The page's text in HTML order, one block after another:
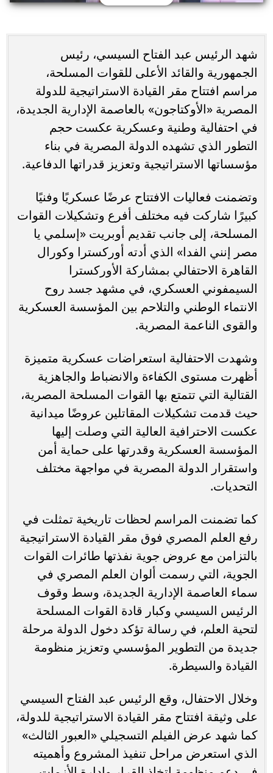
شهد الرئيس عبد الفتاح السيسي، رئيس
الجمهورية والقائد الأعلى للقوات المسلحة،
مراسم افتتاح مقر القيادة الاستراتيجية للدولة
المصرية «الأوكتاجون» بالعاصمة الإدارية الجديدة،
في احتفالية وطنية وعسكرية عكست حجم
التطور الذي تشهده الدولة المصرية في بناء
مؤسساتها الاستراتيجية وتعزيز قدراتها الدفاعية.
وتضمنت فعاليات الافتتاح عرضًا عسكريًا وفنيًا
كبيرًا شاركت فيه مختلف أفرع وتشكيلات القوات
المسلحة، إلى جانب تقديم أوبريت «إسلمي يا
مصر إنني الفدا» الذي أدته أوركسترا وكورال
القاهرة الاحتفالي بمشاركة الأوركسترا
السيمفوني العسكري، في مشهد جسد روح
الانتماء الوطني والتلاحم بين المؤسسة العسكرية
والقوى الناعمة المصرية.
وشهدت الاحتفالية استعراضات عسكرية متميزة
أظهرت مستوى الكفاءة والانضباط والجاهزية
القتالية التي تتمتع بها القوات المسلحة المصرية،
حيث قدمت تشكيلات المقاتلين عروضًا ميدانية
عكست الاحترافية العالية التي وصلت إليها
المؤسسة العسكرية وقدرتها على حماية أمن
واستقرار الدولة المصرية في مواجهة مختلف
التحديات.
كما تضمنت المراسم لحظات تاريخية تمثلت في
رفع العلم المصري فوق مقر القيادة الاستراتيجية
بالتزامن مع عروض جوية نفذتها طائرات القوات
الجوية، التي رسمت ألوان العلم المصري في
سماء العاصمة الإدارية الجديدة، وسط وقوف
الرئيس السيسي وكبار قادة القوات المسلحة
لتحية العلم، في رسالة تؤكد دخول الدولة مرحلة
جديدة من التطوير المؤسسي وتعزيز منظومة
القيادة والسيطرة.
وخلال الاحتفال، وقع الرئيس عبد الفتاح السيسي
على وثيقة افتتاح مقر القيادة الاستراتيجية للدولة،
كما شهد عرض الفيلم التسجيلي «العبور الثالث»
الذي استعرض مراحل تنفيذ المشروع وأهميته